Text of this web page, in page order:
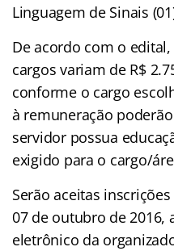
Linguagem de Sinais
De acordo com o
cargos variam de R$
conforme o cargo
à remuneração
servidor possua
exigido para o cargo/
Serão aceitas
07 de outubro de 2016,
eletrônico da